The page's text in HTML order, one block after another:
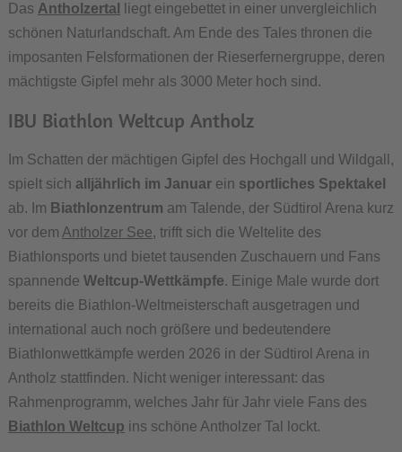
Das Antholzertal
liegt eingebettet in einer unvergleichlich
schönen Naturlandschaft. Am Ende des Tales thronen die
imposanten Felsformationen der Rieserfernergruppe, deren
mächtigste Gipfel mehr als 3000 Meter hoch sind.
IBU Biathlon Weltcup Antholz
Im Schatten der mächtigen Gipfel des Hochgall und Wildgall,
spielt sich alljährlich im Januarein sportliches Spektakel
ab. Im Biathlonzentrum am Talende, der Südtirol Arena kurz
vor dem Antholzer See, trifft sich die Weltelite des
Biathlonsports und bietet tausenden Zuschauern und Fans
spannende Weltcup-Wettkämpfe. Einige Male wurde dort
bereits die Biathlon-Weltmeisterschaft ausgetragen und
international auch noch größere und bedeutendere
Biathlonwettkämpfe werden 2026 in der Südtirol Arena in
Antholz stattfinden. Nicht weniger interessant: das
Rahmenprogramm, welches Jahr für Jahr viele Fans des
Biathlon Weltcup ins schöne Antholzer Tal lockt.